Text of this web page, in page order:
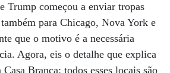
Trump começou a enviar tropas
para Chicago, Nova York e
que o motivo é a necessária
Agora, eis o detalhe que explica
Branca: todos esses locais são